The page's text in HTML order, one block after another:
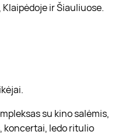
ir Šiauliuose.
su kino salėmis,
koncertai, ledo ritulio